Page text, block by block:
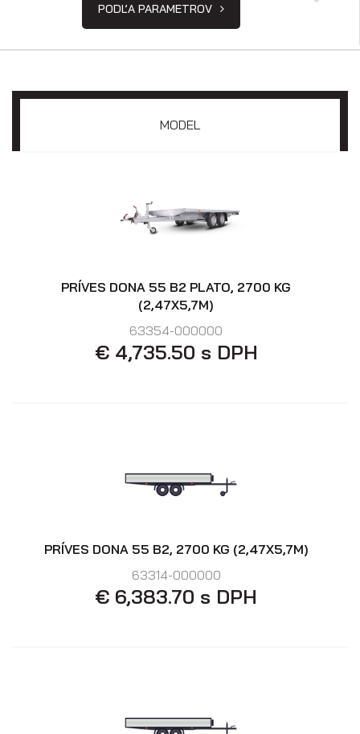
Prepravníky áut
PODĽA PARAMETROV
MODEL
PRÍVES DONA 55 B2 PLATO, 2700 KG
(2,47X5,7M)
63354-000000
€ 4,735.50 s DPH
PRÍVES DONA 55 B2, 2700 KG (2,47X5,7M)
63314-000000
€ 6,383.70 s DPH